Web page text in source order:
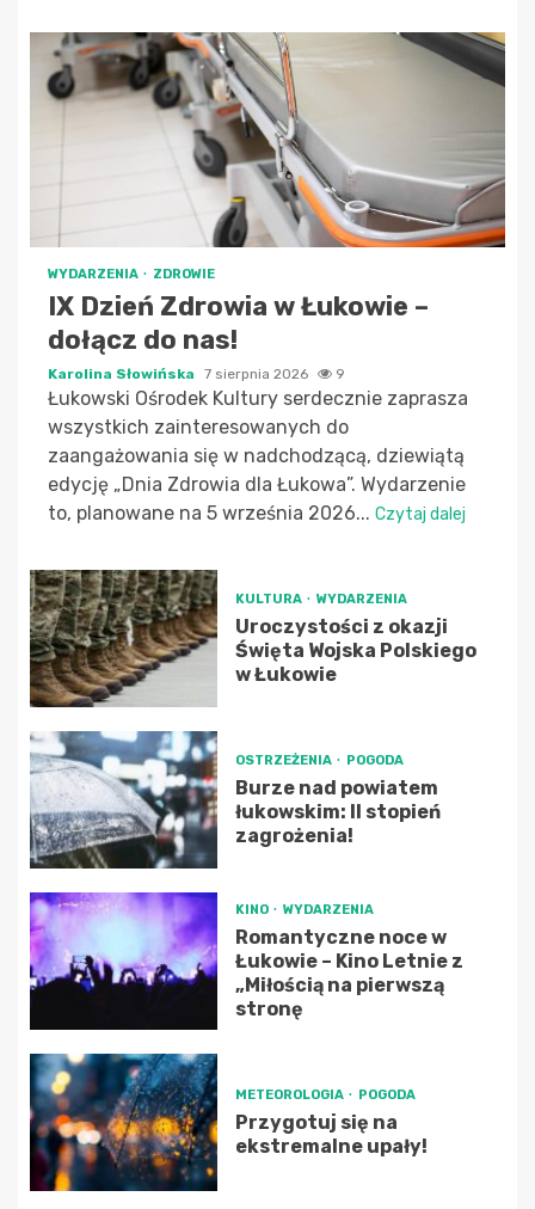
WYDARZENIA ZDROWIE
IX Dzień Zdrowia w Łukowie –
dołącz do nas!
Karolina Słowińska 7 sierpnia 2026 9
Łukowski Ośrodek Kultury serdecznie zaprasza
wszystkich zainteresowanych do
zaangażowania się w nadchodzącą, dziewiątą
edycję „Dnia Zdrowia dla Łukowa”. Wydarzenie
to, planowane na 5 września 2026... Czytaj dalej
KULTURA WYDARZENIA
Uroczystości z okazji
Święta Wojska Polskiego
w Łukowie
OSTRZEŻENIA POGODA
Burze nad powiatem
łukowskim: II stopień
zagrożenia!
KINO WYDARZENIA
Romantyczne noce w
Łukowie – Kino Letnie z
„Miłością na pierwszą
stronę
METEOROLOGIA POGODA
Przygotuj się na
ekstremalne upały!